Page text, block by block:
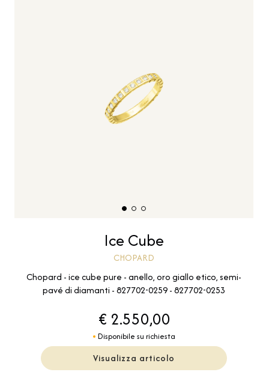
Ice Cube
CHOPARD
Chopard - ice cube pure - anello, oro giallo etico, semi-
pavé di diamanti - 827702-0259 - 827702-0253
€ 2.550,00
Disponibile su richiesta
Visualizza articolo